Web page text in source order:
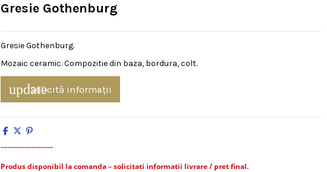
Gresie Gothenburg
Gresie Gothenburg.
Mozaic ceramic. Compozitie din baza, bordura, colt.
updateSolicită informații
----------------------
Produs disponibil la comanda – solicitati informatii livrare / pret final.